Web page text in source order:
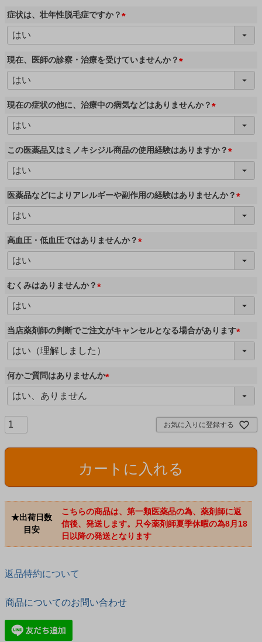
症状は、壮年性脱毛症ですか？
必
須
現在、医師の診察・治療を受けていませんか？
必
須
現在の症状の他に、治療中の病気などはありませんか？
必
須
)
この医薬品又はミノキシジル商品の使用経験はありますか？
必
須
医薬品などによりアレルギーや副作用の経験はありませんか？
必
高血圧・低血圧ではありませんか？
必
むくみはありませんか？
必
須
)
当店薬剤師の判断でご注文がキャンセルとなる場合があります
必
何かご質問はありませんか
必
お気に入りに登録する
カートに入れる
★出荷日数
目安
こちらの商品は、第一類医薬品の為、薬剤師に返
信後、発送します。只今薬剤師夏季休暇の為8月18
日以降の発送となります
返品特約について
商品についてのお問い合わせ